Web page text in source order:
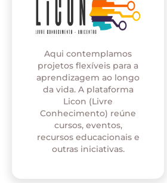
Aqui contemplamos
projetos flexíveis para a
aprendizagem ao longo
da vida. A plataforma
Licon (Livre
Conhecimento) reúne
cursos, eventos,
recursos educacionais e
outras iniciativas.